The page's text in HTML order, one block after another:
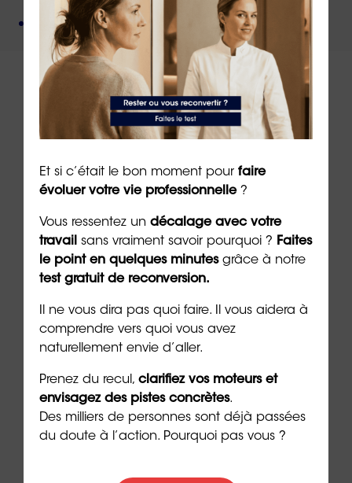
Un organisme de formation
certifié QUALIOPI
Se reconvertir dans la
cybersécurité : quelles
formations choisir ?
5 min. de lecture
Et si c’était le bon moment pour faire
évoluer votre vie professionnelle?
Vous ressentez un décalage avec votre
travail sans vraiment savoir pourquoi ? Faites
le point en quelques minutesgrâce à notre
test gratuit de reconversion.
Il ne vous dira pas quoi faire. Il vous aidera à
comprendre vers quoi vous avez
naturellement envie d’aller.
Prenez du recul, clarifiez vos moteurs et
envisagez des pistes concrètes.
Des milliers de personnes sont déjà passées
du doute à l’action. Pourquoi pas vous ?